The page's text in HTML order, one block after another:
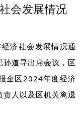
会发展情况
济社会发展情况通
道寻出席会议，区
全区2024年度经济
人以及区机关离退